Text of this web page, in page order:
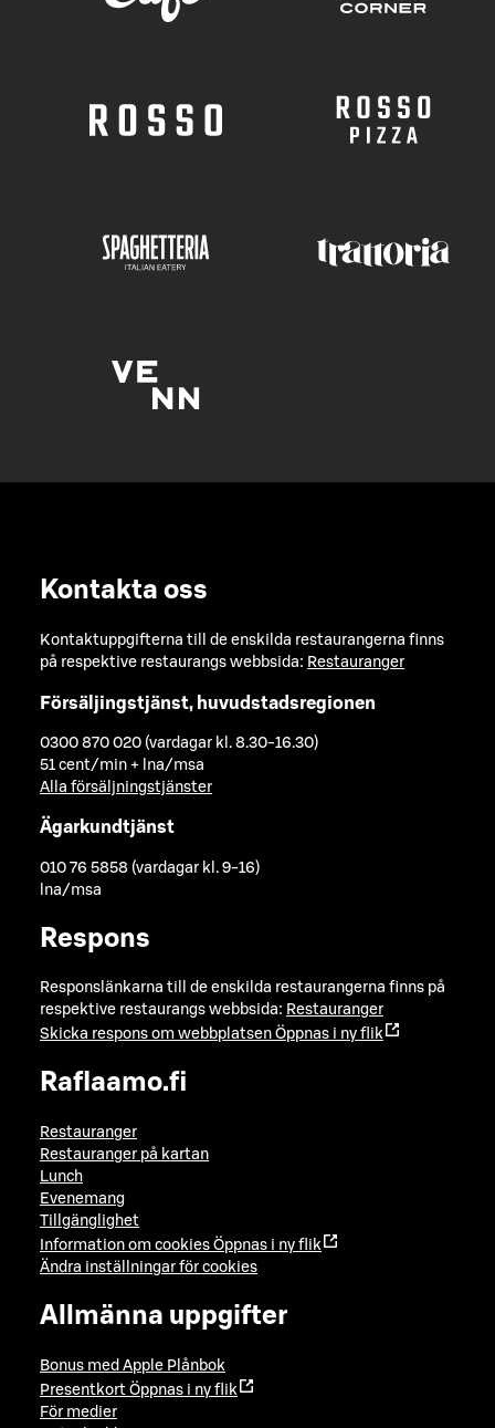
Kontakta oss
Kontaktuppgifterna till de enskilda restaurangerna finns
på respektive restaurangs webbsida: Restauranger
Försäljingstjänst, huvudstadsregionen
0300 870 020 (vardagar kl. 8.30-16.30)
51 cent/min + lna/msa
Alla försäljningstjänster
Ägarkundtjänst
010 76 5858 (vardagar kl. 9-16)
lna/msa
Respons
Responslänkarna till de enskilda restaurangerna finns på
respektive restaurangs webbsida: Restauranger
Skicka respons om webbplatsen Öppnas i ny flik
Raflaamo.fi
Restauranger
Restauranger på kartan
Lunch
Evenemang
Tillgänglighet
Information om cookies Öppnas i ny flik
Ändra inställningar för cookies
Allmänna uppgifter
Bonus med Apple Plånbok
Presentkort Öppnas i ny flik
För medier